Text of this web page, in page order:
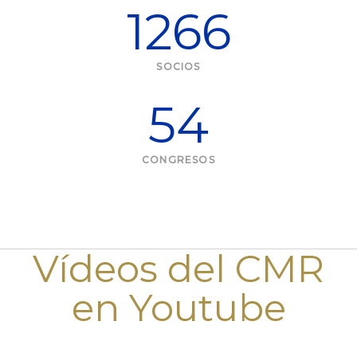
1266
SOCIOS
54
CONGRESOS
Vídeos del CMR
en Youtube